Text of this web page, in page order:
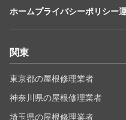
ホームプライバシーポリシー
関東
東京都の屋根修理業者
神奈川県の屋根修理業者
埼玉県の屋根修理業者